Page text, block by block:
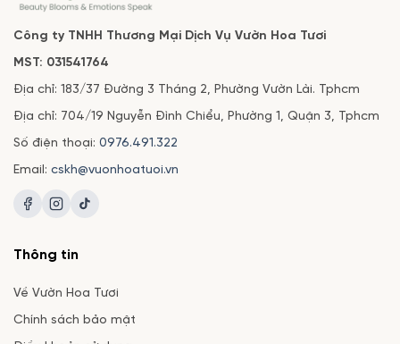
Công ty TNHH Thương Mại Dịch Vụ Vườn Hoa Tươi
MST: 031541764
Địa chỉ: 183/37 Đường 3 Tháng 2, Phường Vườn Lài. Tphcm
Địa chỉ: 704/19 Nguyễn Đình Chiểu, Phường 1, Quận 3, Tphcm
Số điện thoại: 0976.491.322
Email: cskh@vuonhoatuoi.vn
Thông tin
Về Vườn Hoa Tươi
Chính sách bảo mật